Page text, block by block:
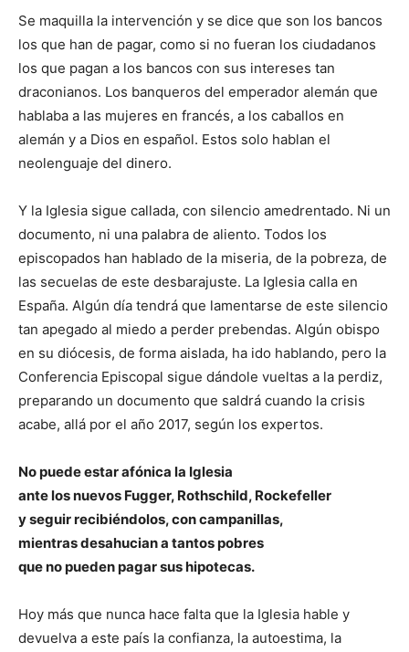
Se maquilla la intervención y se dice que son los bancos
los que han de pagar, como si no fueran los ciudadanos
los que pagan a los bancos con sus intereses tan
draconianos. Los banqueros del emperador alemán que
hablaba a las mujeres en francés, a los caballos en
alemán y a Dios en español. Estos solo hablan el
neolenguaje del dinero.
Y la Iglesia sigue callada, con silencio amedrentado. Ni un
documento, ni una palabra de aliento. Todos los
episcopados han hablado de la miseria, de la pobreza, de
las secuelas de este desbarajuste. La Iglesia calla en
España. Algún día tendrá que lamentarse de este silencio
tan apegado al miedo a perder prebendas. Algún obispo
en su diócesis, de forma aislada, ha ido hablando, pero la
Conferencia Episcopal sigue dándole vueltas a la perdiz,
preparando un documento que saldrá cuando la crisis
acabe, allá por el año 2017, según los expertos.
No puede estar afónica la Iglesia
ante los nuevos Fugger, Rothschild, Rockefeller
y seguir recibiéndolos, con campanillas,
mientras desahucian a tantos pobres
que no pueden pagar sus hipotecas.
Hoy más que nunca hace falta que la Iglesia hable y
devuelva a este país la confianza, la autoestima, la